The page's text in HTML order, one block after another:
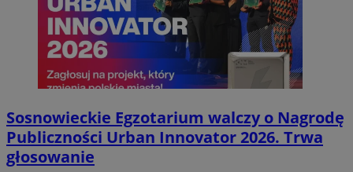
Sosnowieckie Egzotarium walczy o Nagrodę
Publiczności Urban Innovator 2026. Trwa
głosowanie